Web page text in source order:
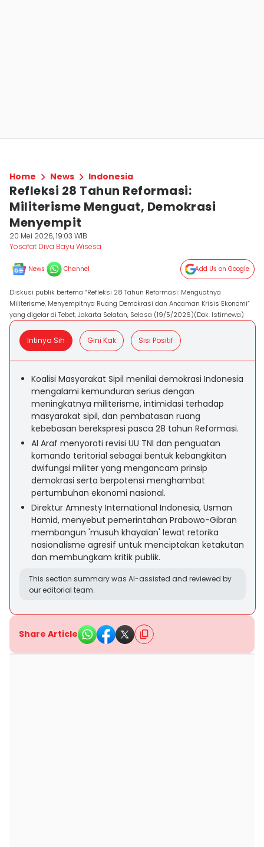
Home News Indonesia
Refleksi 28 Tahun Reformasi:
Militerisme Menguat, Demokrasi
Menyempit
20 Mei 2026, 19:03 WIB
Yosafat Diva Bayu Wisesa
News Channel Add Us on Google
Diskusi publik bertema “Refleksi 28 Tahun Reformasi: Menguatnya
Militerisme, Menyempitnya Ruang Demokrasi dan Ancaman Krisis Ekonomi”
yang digelar di Tebet, Jakarta Selatan, Selasa (19/5/2026)(Dok. Istimewa)
Intinya Sih Gini Kak Sisi Positif
Koalisi Masyarakat Sipil menilai demokrasi Indonesia
mengalami kemunduran serius dengan
meningkatnya militerisme, intimidasi terhadap
masyarakat sipil, dan pembatasan ruang
kebebasan berekspresi pasca 28 tahun Reformasi.
Al Araf menyoroti revisi UU TNI dan penguatan
komando teritorial sebagai bentuk kebangkitan
dwifungsi militer yang mengancam prinsip
demokrasi serta berpotensi menghambat
pertumbuhan ekonomi nasional.
Direktur Amnesty International Indonesia, Usman
Hamid, menyebut pemerintahan Prabowo-Gibran
membangun 'musuh khayalan' lewat retorika
nasionalisme agresif untuk menciptakan ketakutan
dan membungkam kritik publik.
This section summary was AI-assisted and reviewed by
our editorial team.
Share Article